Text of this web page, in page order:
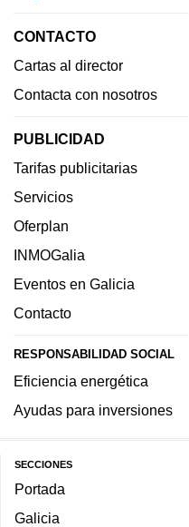
CONTACTO
Cartas al director
Contacta con nosotros
PUBLICIDAD
Tarifas publicitarias
Servicios
Oferplan
INMOGalia
Eventos en Galicia
Contacto
RESPONSABILIDAD SOCIAL
Eficiencia energética
Ayudas para inversiones
SECCIONES
Portada
Galicia